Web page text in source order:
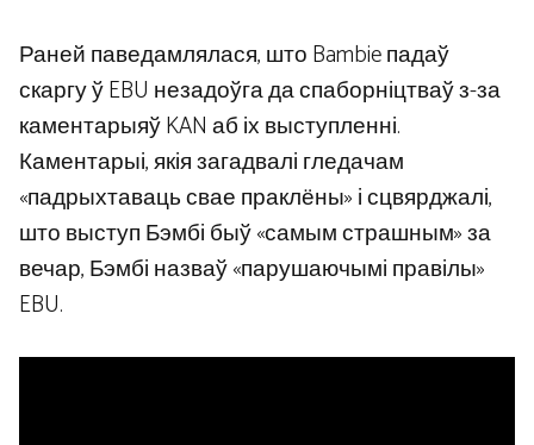
Раней паведамлялася, што Bambie падаў
скаргу ў EBU незадоўга да спаборніцтваў з-за
каментарыяў KAN аб іх выступленні.
Каментарыі, якія загадвалі гледачам
«падрыхтаваць свае праклёны» і сцвярджалі,
што выступ Бэмбі быў «самым страшным» за
вечар, Бэмбі назваў «парушаючымі правілы»
EBU.